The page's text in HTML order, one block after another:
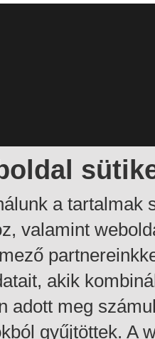
a tartalmak
valamint
akik
adott meg
gyűjtöttek. A